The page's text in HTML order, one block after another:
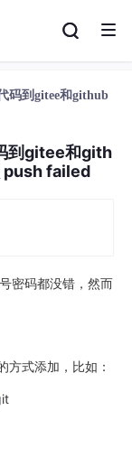
码到gitee和github
到gitee和gith
push failed
密码都没错，然而
式添加，比如：